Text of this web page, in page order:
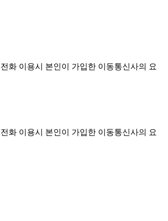
화 이용시 본인이 가입한 이동통신사의 요
화 이용시 본인이 가입한 이동통신사의 요